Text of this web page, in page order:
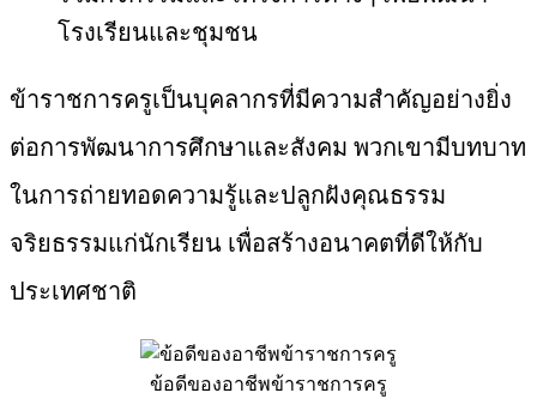
โรงเรียนและชุมชน
ข้าราชการครูเป็นบุคลากรที่มีความสำคัญอย่างยิ่ง
ต่อการพัฒนาการศึกษาและสังคม พวกเขามีบทบาท
ในการถ่ายทอดความรู้และปลูกฝังคุณธรรม
จริยธรรมแก่นักเรียน เพื่อสร้างอนาคตที่ดีให้กับ
ประเทศชาติ
ข้อดีของอาชีพข้าราชการครู